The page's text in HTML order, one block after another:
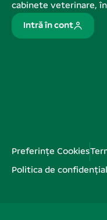
cabinete veterinare,
Intră în cont
Preferințe Cookies
Politica de